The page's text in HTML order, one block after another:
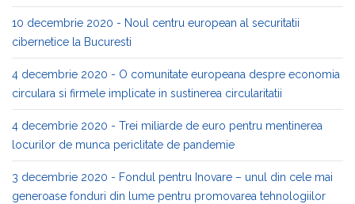
10 decembrie 2020 - Noul centru european al securitatii
cibernetice la Bucuresti
4 decembrie 2020 - O comunitate europeana despre economia
circulara si firmele implicate in sustinerea circularitatii
4 decembrie 2020 - Trei miliarde de euro pentru mentinerea
locurilor de munca periclitate de pandemie
3 decembrie 2020 - Fondul pentru Inovare – unul din cele mai
generoase fonduri din lume pentru promovarea tehnologiilor